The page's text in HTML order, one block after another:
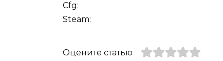
Cfg:
Steam:
Оцените статью